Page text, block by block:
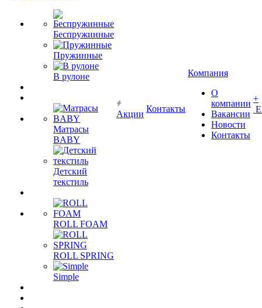
Беспружинные
Пружинные
В рулоне
Матрасы
BABY
Детский
текстиль
ROLL FOAM
ROLL SPRING
Simple
Акции
Контакты
Компания
О
компании
Вакансии
Новости
Контакты
+